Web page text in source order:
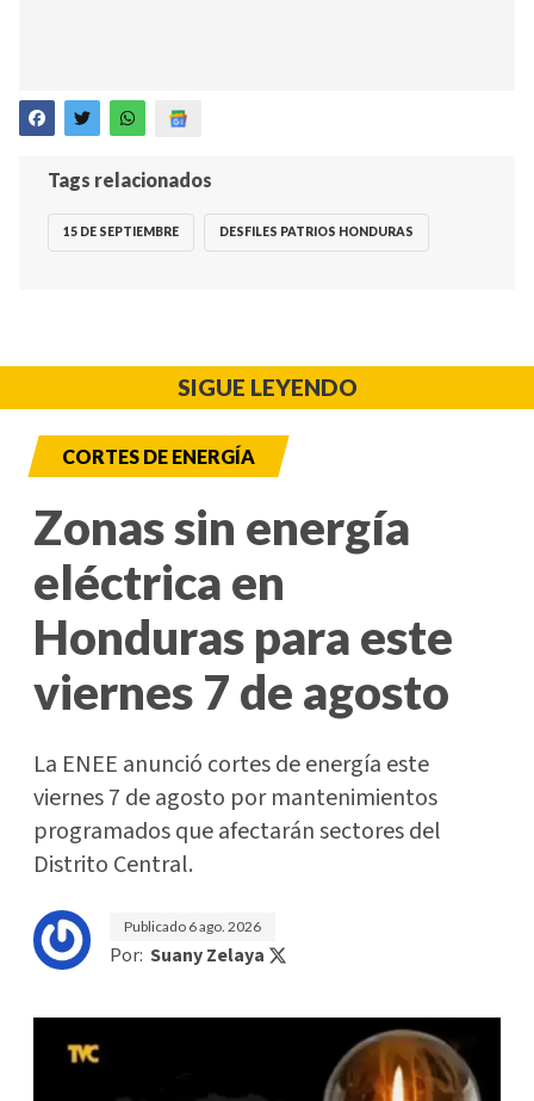
Tags relacionados
15 DE SEPTIEMBRE DESFILES PATRIOS HONDURAS
SIGUE LEYENDO
CORTES DE ENERGÍA
Zonas sin energía
eléctrica en
Honduras para este
viernes 7 de agosto
La ENEE anunció cortes de energía este
viernes 7 de agosto por mantenimientos
programados que afectarán sectores del
Distrito Central.
Publicado 6 ago. 2026
Por: Suany Zelaya